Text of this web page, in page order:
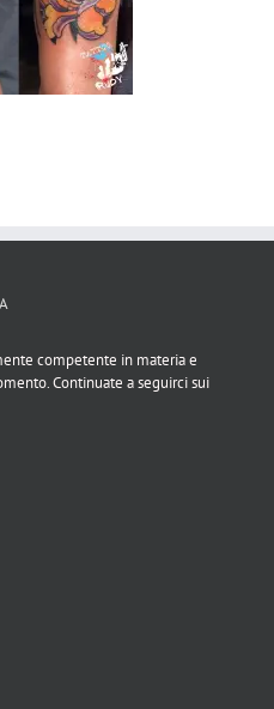
competente in materia e
Continuate a seguirci sui